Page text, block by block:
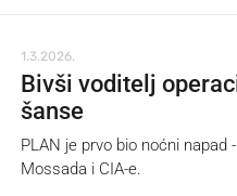
1.3.2026.
Bivši voditelj
šanse
PLAN je prvo bio noćni
Mossada i CIA-e.